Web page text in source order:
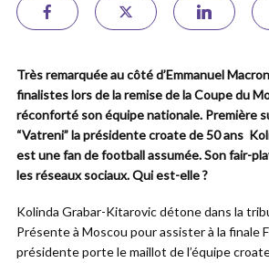
Très remarquée au côté d’Emmanuel
finalistes lors de la remise de la Coupe du
réconforté son équipe nationale. Première
“Vatreni” la présidente croate de 50 ans
est une fan de football assumée. Son fair-
les réseaux sociaux. Qui est-elle ?
Kolinda Grabar-Kitarovic détone dans la
Présente à Moscou pour assister à la finale
présidente porte le maillot de l’équipe